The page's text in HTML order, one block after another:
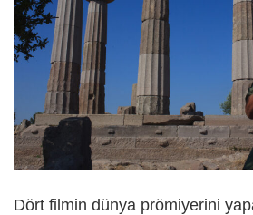
Dört filmin dünya prömiyerini